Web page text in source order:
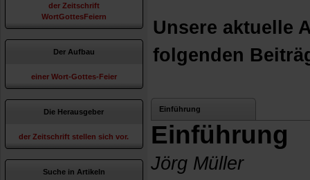
der Zeitschrift
WortGottesFeiern
Der Aufbau
einer Wort-Gottes-Feier
Die Herausgeber
der Zeitschrift stellen sich vor.
Suche in Artikeln
Unsere aktuelle
folgenden
Einführung
Einführung
Jörg Müller